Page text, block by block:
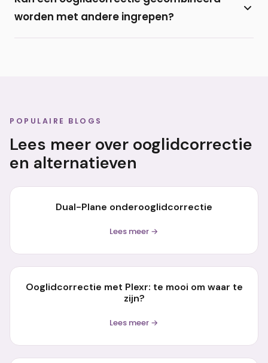
littekens trekken meestal fraai bij en zijn nauwelijks
zichtbaar.
worden met andere ingrepen?
POPULAIRE BLOGS
Lees meer over ooglidcorrectie
en alternatieven
Dual-Plane onderooglidcorrectie
Lees meer →
Ooglidcorrectie met Plexr: te mooi om waar te
zijn?
Lees meer →